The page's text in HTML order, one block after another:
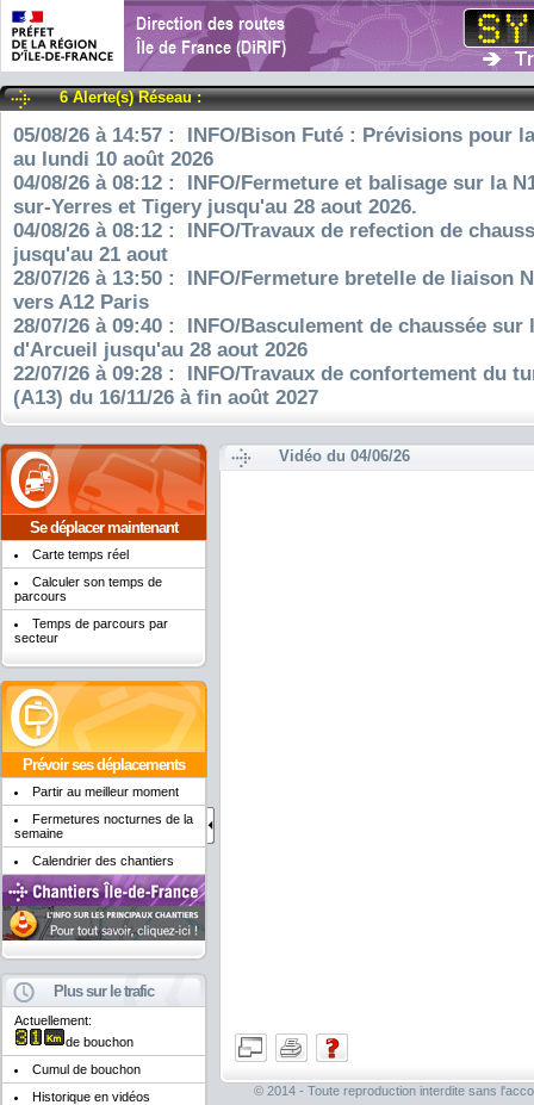
6 Alerte(s) Réseau :
05/08/26 à 14:57 : INFO/Bison Futé : Prévisions pour
au lundi 10 août 2026
04/08/26 à 08:12 : INFO/Fermeture et balisage sur la
sur-Yerres et Tigery jusqu'au 28 aout 2026.
04/08/26 à 08:12 : INFO/Travaux de refection de
jusqu'au 21 aout
28/07/26 à 13:50 : INFO/Fermeture bretelle de liaison
vers A12 Paris
28/07/26 à 09:40 : INFO/Basculement de chaussée sur
d'Arcueil jusqu'au 28 aout 2026
22/07/26 à 09:28 : INFO/Travaux de confortement du
(A13) du 16/11/26 à fin août 2027
Se déplacer maintenant
Carte temps réel
Calculer son temps de
parcours
Temps de parcours par
secteur
Prévoir ses déplacements
Partir au meilleur moment
Fermetures nocturnes de la
semaine
Calendrier des chantiers
Plus sur le trafic
Actuellement:
de bouchon
Cumul de bouchon
Historique en vidéos
Vidéo du 04/06/26
© 2014 - Toute reproduction interdite sans